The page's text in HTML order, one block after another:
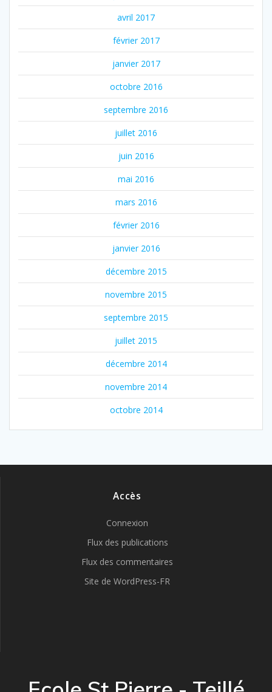
avril 2017
février 2017
janvier 2017
octobre 2016
septembre 2016
juillet 2016
juin 2016
mai 2016
mars 2016
février 2016
janvier 2016
décembre 2015
novembre 2015
septembre 2015
juillet 2015
décembre 2014
novembre 2014
octobre 2014
Accès
Connexion
Flux des publications
Flux des commentaires
Site de WordPress-FR